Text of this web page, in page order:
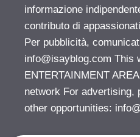
informazione
contributo di
Per pubblicità,
info@isayblog.com This
ENTERTAINMENT
network For advertising,
other opportunities: